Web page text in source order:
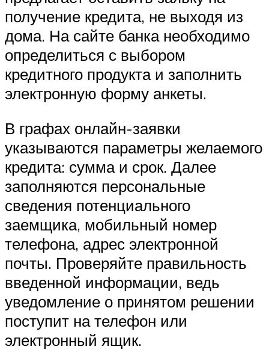
получение кредита, не выходя из
дома. На сайте банка необходимо
определиться с выбором
кредитного продукта и заполнить
электронную форму анкеты.
В графах онлайн-заявки
указываются параметры желаемого
кредита: сумма и срок. Далее
заполняются персональные
сведения потенциального
заемщика, мобильный номер
телефона, адрес электронной
почты. Проверяйте правильность
введенной информации, ведь
уведомление о принятом решении
поступит на телефон или
электронный ящик.